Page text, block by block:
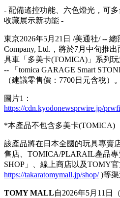
- 配備遙控功能、六色燈光，可
收藏展示新功能 -
東京2026年5月21日 /美通社/ --
Company, Ltd.，將於7月中旬推
具車「多美卡(TOMICA)」系列
-- 「tomica GARAGE Smart
（建議零售價：7700日元含稅）。
圖片1：
https://cdn.kyodonewsprwire.jp/
*本產品不包含多美卡(TOMICA)
該產品將在日本全國的玩具專賣
售店、TOMICA/PLARAIL產品
SHOP」、線上商店以及TOMY
https://takaratomymall.jp/shop/)等渠
TOMY MALL自2026年5月11日